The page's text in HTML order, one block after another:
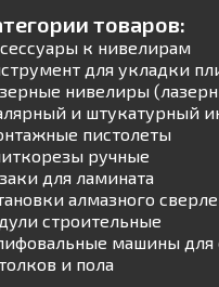
товаров:
к нивелирам
для укладки
нивелиры
и штукатурный
пистолеты
ручные
для ламината
алмазного
строительные
машины для
и пола